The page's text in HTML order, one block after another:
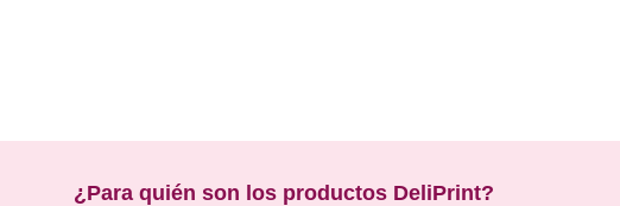
¿Para quién son los productos DeliPrint?